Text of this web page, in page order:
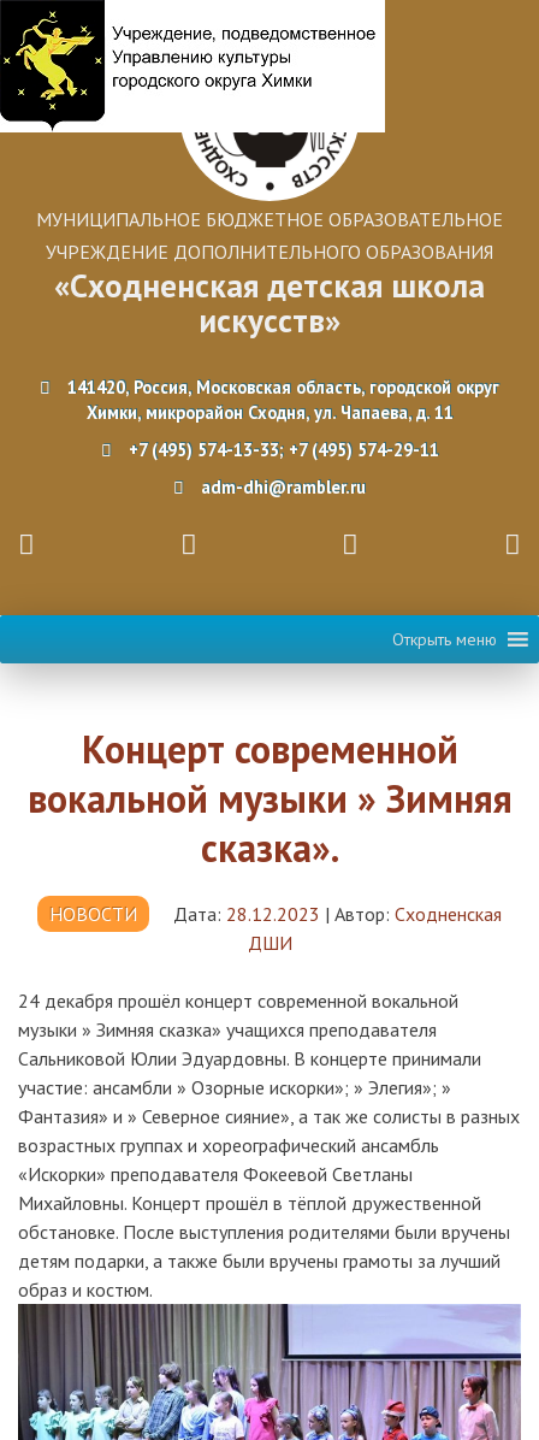
МУНИЦИПАЛЬНОЕ БЮДЖЕТНОЕ ОБРАЗОВАТЕЛЬНОЕ
УЧРЕЖДЕНИЕ ДОПОЛНИТЕЛЬНОГО ОБРАЗОВАНИЯ
«Сходненская детская школа
искусств»
141420, Россия, Московская область, городской округ
Химки, микрорайон Сходня, ул. Чапаева, д. 11
+7 (495) 574-13-33; +7 (495) 574-29-11
adm-dhi@rambler.ru
Открыть меню
Концерт современной
вокальной музыки » Зимняя
сказка».
НОВОСТИ Дата: 28.12.2023 | Автор: Сходненская
ДШИ
24 декабря прошёл концерт современной вокальной
музыки » Зимняя сказка» учащихся преподавателя
Сальниковой Юлии Эдуардовны. В концерте принимали
участие: ансамбли » Озорные искорки»; » Элегия»; »
Фантазия» и » Северное сияние», а так же солисты в разных
возрастных группах и хореографический ансамбль
«Искорки» преподавателя Фокеевой Светланы
Михайловны. Концерт прошёл в тёплой дружественной
обстановке. После выступления родителями были вручены
детям подарки, а также были вручены грамоты за лучший
образ и костюм.